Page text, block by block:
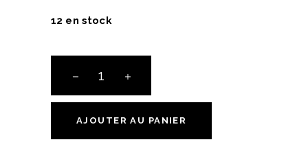
12 en stock
Maison
AJOUTER AU PANIER